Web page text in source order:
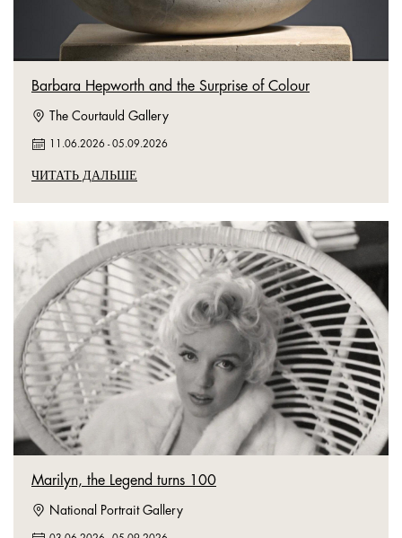
Barbara Hepworth and the Surprise of Colour
The Courtauld Gallery
11.06.2026 -05.09.2026
ЧИТАТЬ ДАЛЬШЕ
Marilyn, the Legend turns 100
National Portrait Gallery